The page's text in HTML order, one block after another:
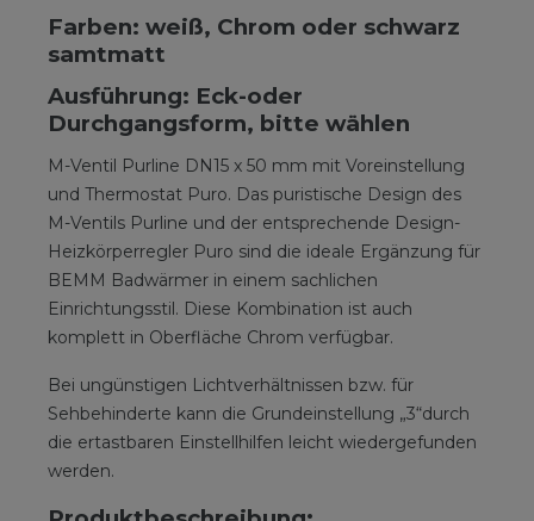
Farben: weiß, Chrom oder schwarz
samtmatt
Ausführung: Eck-oder
Durchgangsform, bitte wählen
M-Ventil Purline DN15 x 50 mm mit Voreinstellung
und Thermostat Puro. Das puristische Design des
M-Ventils Purline und der entsprechende Design-
Heizkörperregler Puro sind die ideale Ergänzung für
BEMM Badwärmer in einem sachlichen
Einrichtungsstil. Diese Kombination ist auch
komplett in Oberfläche Chrom verfügbar.
Bei ungünstigen Lichtverhältnissen bzw. für
Sehbehinderte kann die Grundeinstellung „3“durch
die ertastbaren Einstellhilfen leicht wiedergefunden
werden.